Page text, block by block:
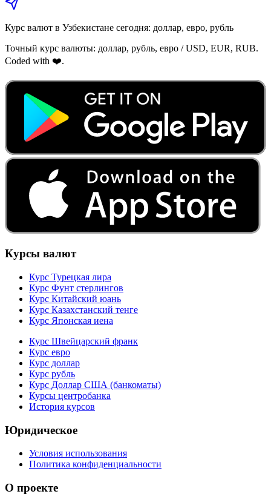
Курс валют в Узбекистане сегодня: доллар, евро, рубль
Точный курс валюты: доллар, рубль, евро / USD, EUR, RUB.
Coded with ❤️.
Курсы валют
Курс Турецкая лира
Курс Фунт стерлингов
Курс Китайский юань
Курс Казахстанский тенге
Курс Японская иена
Курс Швейцарский франк
Курс евро
Курс доллар
Курс рубль
Курс Доллар США (банкоматы)
Курсы центробанка
История курсов
Юридическое
Условия использования
Политика конфиденциальности
О проекте